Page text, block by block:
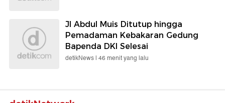
Jl Abdul Muis Ditutup hingga
Pemadaman Kebakaran Gedung
Bapenda DKI Selesai
detikNews | 46 menit yang lalu